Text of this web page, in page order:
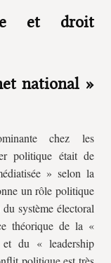
et droit
national »
chez les
politique était de
» selon la
un rôle politique
système électoral
théorique de la «
et du « leadership